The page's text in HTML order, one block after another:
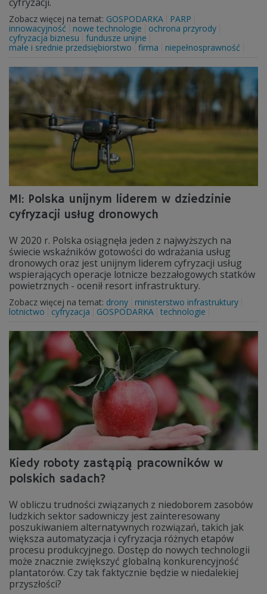
Zobacz więcej na temat: GOSPODARKA
PARP
innowacyjność
nowe technologie
ochrona przyrody
cyfryzacja biznesu
fundusze unijne
małe i srednie przedsiębiorstwo
firma niepełnosprawność
MI: Polska unijnym liderem w dziedzinie
cyfryzacji usług dronowych
W 2020 r. Polska osiągnęła jeden z najwyższych na
świecie wskaźników gotowości do wdrażania usług
dronowych oraz jest unijnym liderem cyfryzacji usług
wspierających operacje lotnicze bezzałogowych statków
powietrznych - ocenił resort infrastruktury.
Zobacz więcej na temat: drony
ministerstwo infrastruktury
lotnictwo
cyfryzacja GOSPODARKA technologie
Kiedy roboty zastąpią pracowników w
polskich sadach?
W obliczu trudności związanych z niedoborem zasobów
ludzkich sektor sadowniczy jest zainteresowany
poszukiwaniem alternatywnych rozwiązań, takich jak
większa automatyzacja i cyfryzacja różnych etapów
procesu produkcyjnego. Dostęp do nowych technologii
może znacznie zwiększyć globalną konkurencyjność
plantatorów. Czy tak faktycznie będzie w niedalekiej
przyszłości?